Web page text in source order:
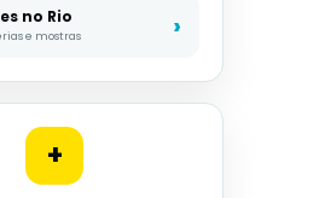
no Rio
e mostras
+